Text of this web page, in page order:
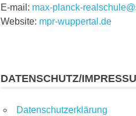
E-mail: max-planck-
Website: mpr-wuppertal.de
DATENSCHUTZ/
Datenschutzerklärung